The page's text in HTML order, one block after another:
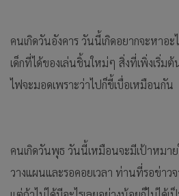
คนเกิดวันอังคาร วันนี้เกิดอยากจะหาอ
เด็กที่ได้ของเล่นชิ้นใหม่ๆ สิ่งที่เพิ่งเริ่ม
ไฟจะมอดเพราะว่าไปก็ขี้เบื่อเหมือนกัน
คนเกิดวันพุธ วันนี้เหมือนจะมีเป้าหมา
วางแผนและรอคอยเวลา ท่านที่รอข่าว